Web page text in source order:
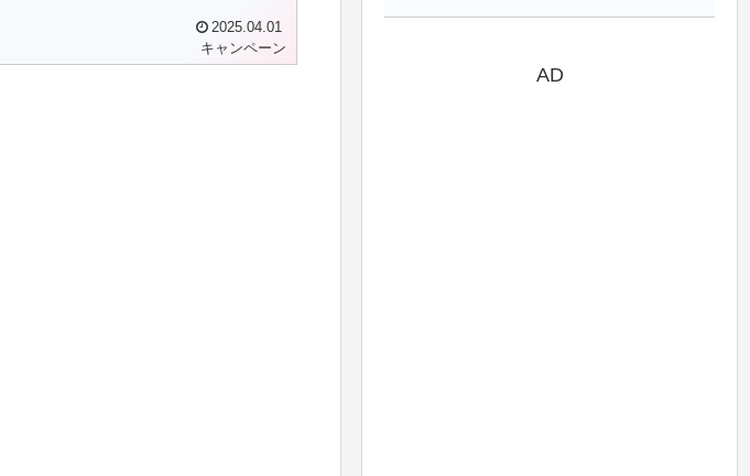
2025.04.01
キャンペーン
AD